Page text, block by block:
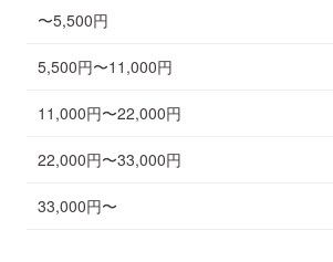
〜5,500円
5,500円〜11,000円
11,000円〜22,000円
22,000円〜33,000円
33,000円〜